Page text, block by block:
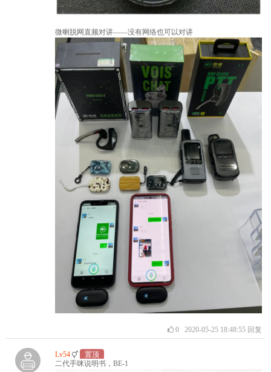
微喇脱网直频对讲——没有网络也可以对讲
02020-05-25 18:48:55 回复
Lv54
置顶
二代手咪说明书，BE-1